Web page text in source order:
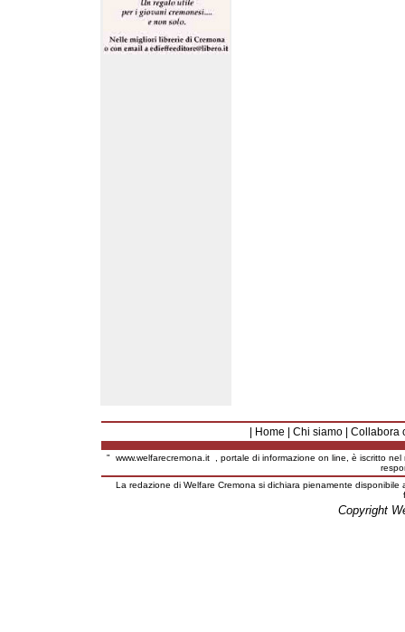
Home Chi siamo Collabora
" www.welfarecremona.it, portale di informazione on line, è iscritto nel
La redazione di Welfare Cremona si dichiara pienamente
Copyright